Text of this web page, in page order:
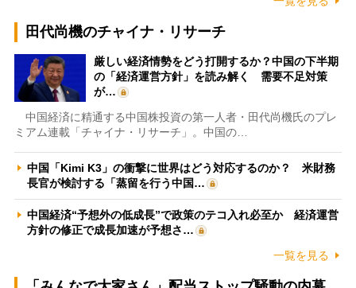
田代尚機のチャイナ・リサーチ
厳しい経済情勢をどう打開するか？中国の下半期
の「経済運営方針」を読み解く 需要不足対策
が…
中国経済に精通する中国株投資の第一人者・田代尚機氏のプレ
ミアム連載「チャイナ・リサーチ」。中国の…
中国「Kimi K3」の衝撃に世界はどう対応するのか？ 米財務
長官が検討する「蒸留を行う中国…
中国経済“予想外の低成長”で政策のテコ入れ必至か 経済運営
方針の修正で成長加速が予想さ…
一覧を見る